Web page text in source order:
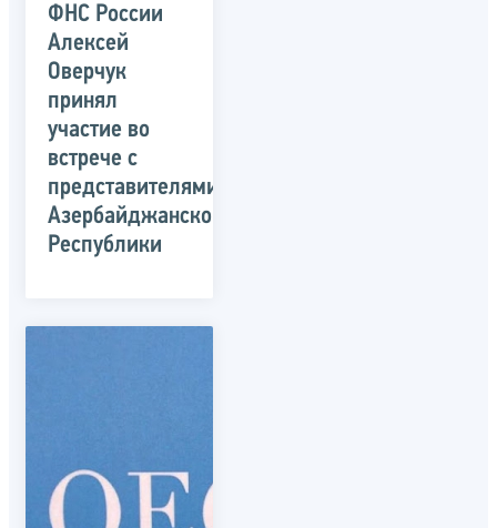
ФНС России
Алексей
Оверчук
принял
участие во
встрече с
представителями
Азербайджанской
Республики